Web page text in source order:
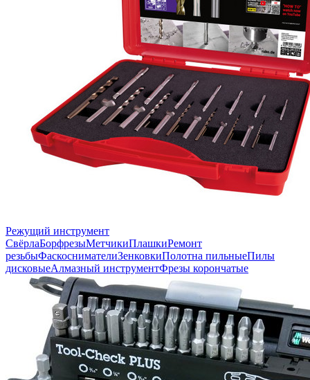
Режущий инструмент
СвёрлаБорфрезыМетчикиПлашкиРемонт
резьбыФаскоснимателиЗенковкиПолотна пильныеПилы
дисковыеАлмазный инструментФрезы корончатые